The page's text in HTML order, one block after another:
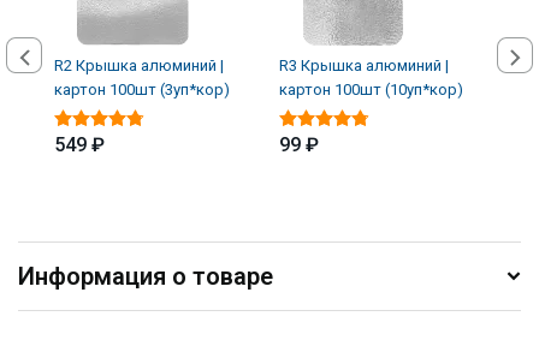
R2 Крышка алюминий |
картон 100шт (3уп*кор)
549 ₽
R3 Крышка алюминий |
картон 100шт (10уп*кор)
99 ₽
Информация о товаре